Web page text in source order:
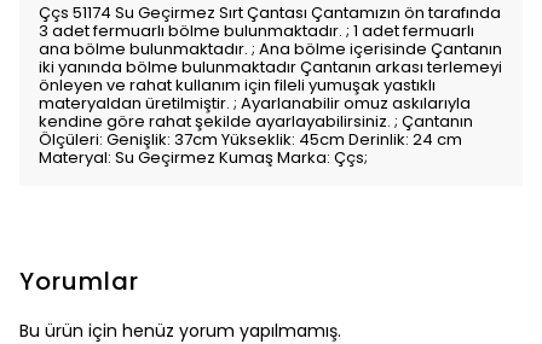
Ççs 51174 Su Geçirmez Sırt Çantası Çantamızın ön tarafında
3 adet fermuarlı bölme bulunmaktadır. ; 1 adet fermuarlı
ana bölme bulunmaktadır. ; Ana bölme içerisinde Çantanın
iki yanında bölme bulunmaktadır Çantanın arkası terlemeyi
önleyen ve rahat kullanım için fileli yumuşak yastıklı
materyaldan üretilmiştir. ; Ayarlanabilir omuz askılarıyla
kendine göre rahat şekilde ayarlayabilirsiniz. ; Çantanın
Ölçüleri: Genişlik: 37cm Yükseklik: 45cm Derinlik: 24 cm
Materyal: Su Geçirmez Kumaş Marka: Ççs;
Yorumlar
Bu ürün için henüz yorum yapılmamış.